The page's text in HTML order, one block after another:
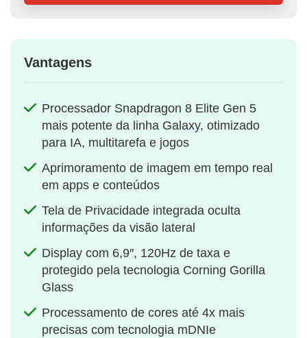
Vantagens
Processador Snapdragon 8 Elite Gen 5
mais potente da linha Galaxy, otimizado
para IA, multitarefa e jogos
Aprimoramento de imagem em tempo real
em apps e conteúdos
Tela de Privacidade integrada oculta
informações da visão lateral
Display com 6,9″, 120Hz de taxa e
protegido pela tecnologia Corning Gorilla
Glass
Processamento de cores até 4x mais
precisas com tecnologia mDNIe